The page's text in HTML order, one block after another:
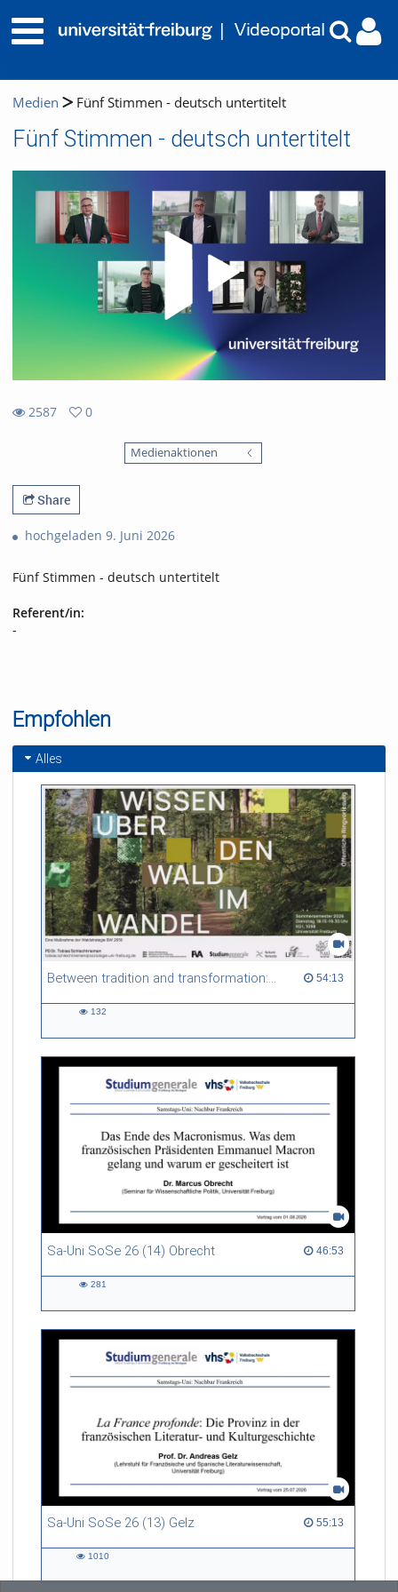
Medien Fünf Stimmen - deutsch untertitelt
Fünf Stimmen - deutsch untertitelt
2587
0
Medienaktionen
Share
hochgeladen 9. Juni 2026
Fünf Stimmen - deutsch untertitelt
Referent/in:
-
Empfohlen
Alles
Between tradition and transformation: how owners, advisers and institutions co-create knowledge for resilient forests in Europe 54:13
54:13 duration
132
Sa-Uni SoSe 26 (14) Obrecht 46:53
46:53 duration
281
Sa-Uni SoSe 26 (13) Gelz 55:13
55:13 duration
1010